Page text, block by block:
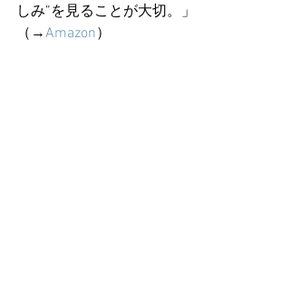
しみ”を見ることが大切。」
（→Amazon）